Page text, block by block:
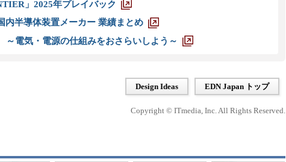
」2025年プレイバック
内半導体装置メーカー 業績まとめ
電気・電源の仕組みをおさらいしよう～
Design Ideas EDN Japan トップ
Copyright © ITmedia, Inc. All Rights Reserved.